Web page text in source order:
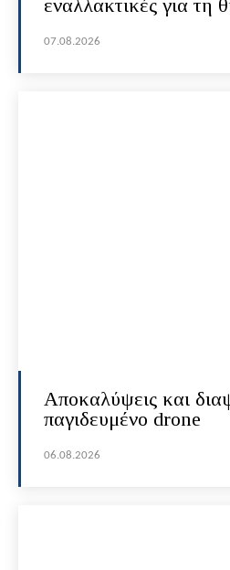
εναλλακτικές για τη
07.08.2026
Αποκαλύψεις και
παγιδευμένο drone
06.08.2026